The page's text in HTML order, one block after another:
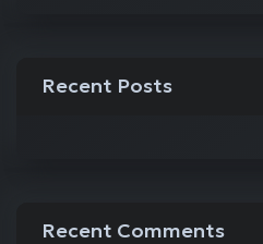
Recent Posts
Recent Comments